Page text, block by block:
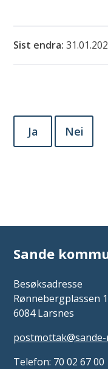
Sist endra
Ja Nei
Sande
Besøksadresse
Rønnebergplassen
6084 Larsnes
Telefon: 70 02 67 00